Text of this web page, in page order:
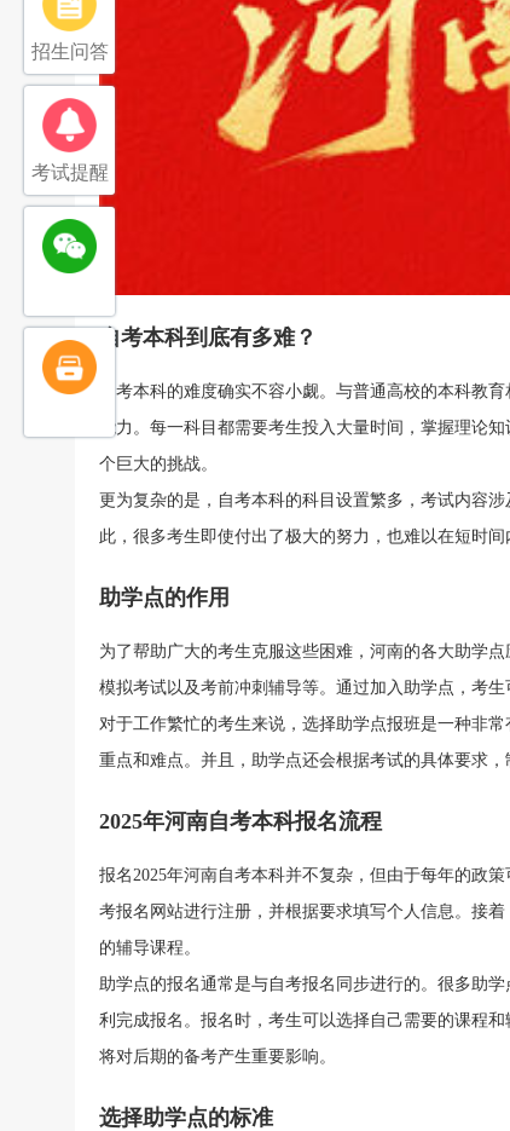
自考本科到底有多难？
自考本科的难度确实不容小觑。与普通高校的本科教
能力。每一科目都需要考生投入大量时间，掌握理论
个巨大的挑战。
更为复杂的是，自考本科的科目设置繁多，考试内容
此，很多考生即使付出了极大的努力，也难以在短时间
助学点的作用
为了帮助广大的考生克服这些困难，河南的各大助学
模拟考试以及考前冲刺辅导等。通过加入助学点，考
对于工作繁忙的考生来说，选择助学点报班是一种非
重点和难点。并且，助学点还会根据考试的具体要求
2025年河南自考本科报名流程
报名2025年河南自考本科并不复杂，但由于每年的政
考报名网站进行注册，并根据要求填写个人信息。接
的辅导课程。
助学点的报名通常是与自考报名同步进行的。很多助
利完成报名。报名时，考生可以选择自己需要的课程
将对后期的备考产生重要影响。
选择助学点的标准
招生问答
考试提醒